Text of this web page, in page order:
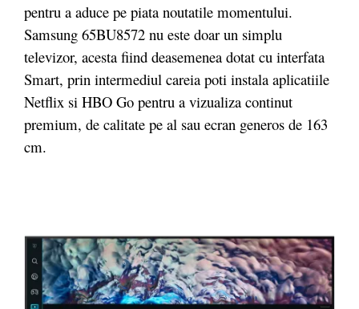
pentru a aduce pe piata noutatile momentului.
Samsung 65BU8572 nu este doar un simplu
televizor, acesta fiind deasemenea dotat cu interfata
Smart, prin intermediul careia poti instala aplicatiile
Netflix si HBO Go pentru a vizualiza continut
premium, de calitate pe al sau ecran generos de 163
cm.